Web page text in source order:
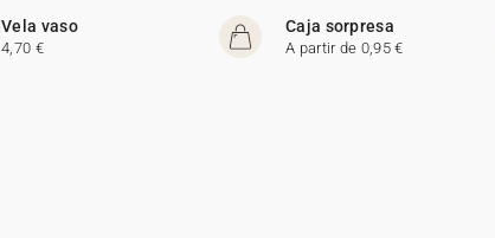
Vela vaso
4,70 €
Caja sorpresa
A partir de 0,95 €